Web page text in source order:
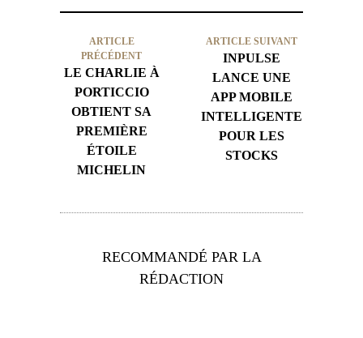
ARTICLE
PRÉCÉDENT
LE CHARLIE À
PORTICCIO
OBTIENT SA
PREMIÈRE
ÉTOILE
MICHELIN
ARTICLE SUIVANT
INPULSE
LANCE UNE
APP MOBILE
INTELLIGENTE
POUR LES
STOCKS
RECOMMANDÉ PAR LA
RÉDACTION